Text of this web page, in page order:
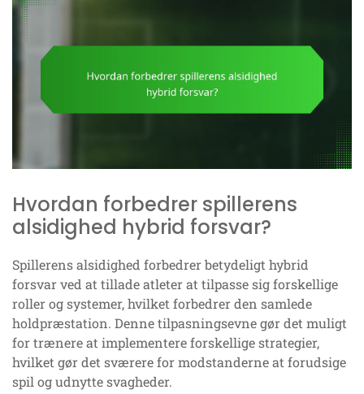
Hvordan forbedrer spillerens
alsidighed hybrid forsvar?
Spillerens alsidighed forbedrer betydeligt hybrid
forsvar ved at tillade atleter at tilpasse sig forskellige
roller og systemer, hvilket forbedrer den samlede
holdpræstation. Denne tilpasningsevne gør det muligt
for trænere at implementere forskellige strategier,
hvilket gør det sværere for modstanderne at forudsige
spil og udnytte svagheder.